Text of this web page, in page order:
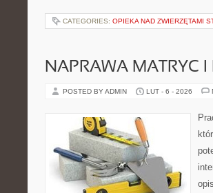
CATEGORIES: OPIEKA NAD ZWIERZĘTAMI
NAPRAWA MATRYC I
POSTED BY ADMIN LUT - 6 - 2026